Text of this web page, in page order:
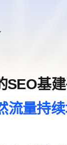
SEO基
流量持